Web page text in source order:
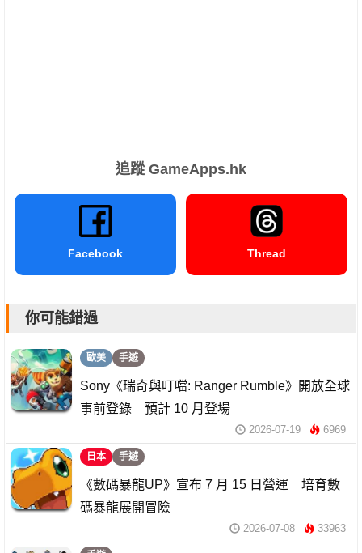
追蹤 GameApps.hk
Facebook Thread
你可能錯過
歐美 手遊
Sony《瑞奇與叮噹: Ranger Rumble》開放全球
事前登錄 預計 10 月登場
2026-07-19 6969
日本 手遊
《數碼暴龍UP》宣布 7 月 15 日營運 培育數
碼暴龍展開冒險
2026-07-08 33963